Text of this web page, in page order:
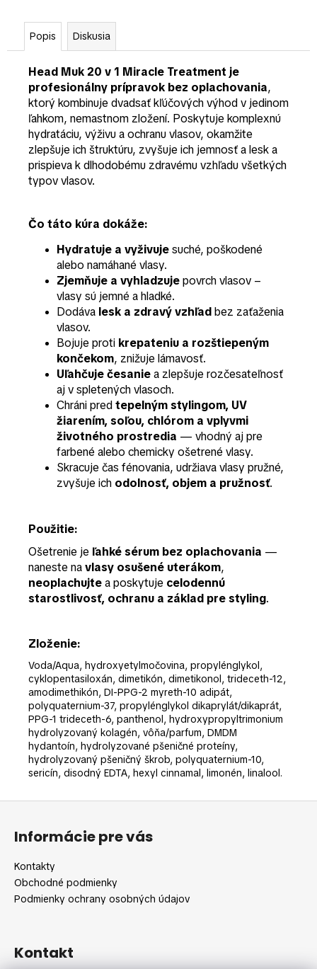
Popis Diskusia
Head Muk 20 v 1 Miracle Treatment je
profesionálny prípravok bez oplachovania,
ktorý kombinuje dvadsať kľúčových výhod v jedinom
ľahkom, nemastnom zložení. Poskytuje komplexnú
hydratáciu, výživu a ochranu vlasov, okamžite
zlepšuje ich štruktúru, zvyšuje ich jemnosť a lesk a
prispieva k dlhodobému zdravému vzhľadu všetkých
typov vlasov.
Čo táto kúra dokáže:
Hydratuje a vyživujesuché, poškodené
alebo namáhané vlasy.
Zjemňuje a vyhladzujepovrch vlasov –
vlasy sú jemné a hladké.
Dodáva lesk a zdravý vzhľadbez zaťaženia
vlasov.
Bojuje proti krepateniu a rozštiepeným
končekom, znižuje lámavosť.
Uľahčuje česaniea zlepšuje rozčesateľnosť
aj v spletených vlasoch.
Chráni predtepelným stylingom, UV
žiarením, soľou, chlórom a vplyvmi
životného prostredia — vhodný aj pre
farbené alebo chemicky ošetrené vlasy.
Skracuje čas fénovania, udržiava vlasy pružné,
zvyšuje ich odolnosť, objem a pružnosť.
Použitie:
Ošetrenie je ľahké sérum bez oplachovania —
naneste navlasy osušené uterákom,
neoplachujtea poskytuje celodennú
starostlivosť, ochranu a základ pre styling.
Zloženie:
Voda/Aqua, hydroxyetylmočovina, propylénglykol,
cyklopentasiloxán, dimetikón, dimetikonol, trideceth-12,
amodimethikón, DI-PPG-2 myreth-10 adipát,
polyquaternium-37, propylénglykol dikaprylát/dikaprát,
PPG-1 trideceth-6, panthenol, hydroxypropyltrimonium
hydrolyzovaný kolagén, vôňa/parfum, DMDM
hydantoín, hydrolyzované pšeničné proteíny,
hydrolyzovaný pšeničný škrob, polyquaternium-10,
sericín, disodný EDTA, hexyl cinnamal, limonén, linalool.
Z
Informácie pre vás
Kontakty
Obchodné podmienky
Podmienky ochrany osobných údajov
Kontakt